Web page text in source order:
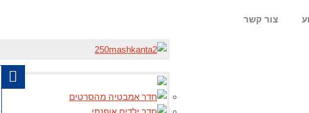
צור קשר